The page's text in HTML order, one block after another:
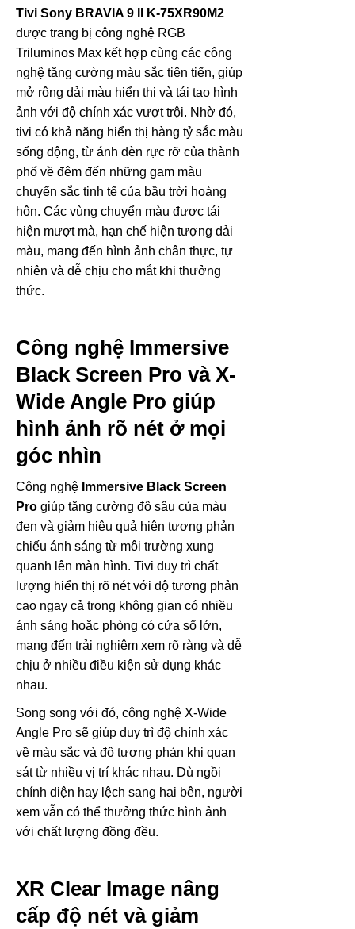
Tivi Sony BRAVIA 9 II K-75XR90M2
được trang bị công nghệ RGB
Triluminos Max kết hợp cùng các công
nghệ tăng cường màu sắc tiên tiến, giúp
mở rộng dải màu hiển thị và tái tạo hình
ảnh với độ chính xác vượt trội. Nhờ đó,
tivi có khả năng hiển thị hàng tỷ sắc màu
sống động, từ ánh đèn rực rỡ của thành
phố về đêm đến những gam màu
chuyển sắc tinh tế của bầu trời hoàng
hôn. Các vùng chuyển màu được tái
hiện mượt mà, hạn chế hiện tượng dải
màu, mang đến hình ảnh chân thực, tự
nhiên và dễ chịu cho mắt khi thưởng
thức.
Công nghệ Immersive
Black Screen Pro và X-
Wide Angle Pro giúp
hình ảnh rõ nét ở mọi
góc nhìn
Công nghệ Immersive Black Screen
Pro giúp tăng cường độ sâu của màu
đen và giảm hiệu quả hiện tượng phản
chiếu ánh sáng từ môi trường xung
quanh lên màn hình. Tivi duy trì chất
lượng hiển thị rõ nét với độ tương phản
cao ngay cả trong không gian có nhiều
ánh sáng hoặc phòng có cửa sổ lớn,
mang đến trải nghiệm xem rõ ràng và dễ
chịu ở nhiều điều kiện sử dụng khác
nhau.
Song song với đó, công nghệ X-Wide
Angle Pro sẽ giúp duy trì độ chính xác
về màu sắc và độ tương phản khi quan
sát từ nhiều vị trí khác nhau. Dù ngồi
chính diện hay lệch sang hai bên, người
xem vẫn có thể thưởng thức hình ảnh
với chất lượng đồng đều.
XR Clear Image nâng
cấp độ nét và giảm